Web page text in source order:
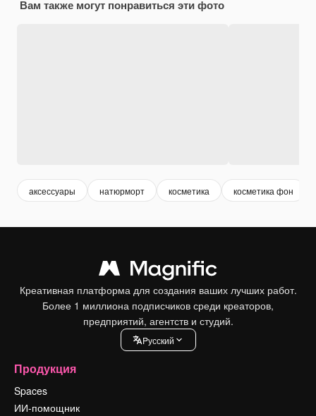
Вам также могут понравиться эти фото
аксессуары натюрморт косметика косметика фон
Креативная платформа для создания ваших лучших работ.
Более 1 миллиона подписчиков среди креаторов,
предприятий, агентств и студий.
Pусский
Продукция
Spaces
ИИ-помощник